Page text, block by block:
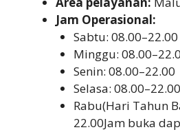
Jam Operasional:
Sabtu: 08.00–22.00
Minggu:
Senin: 08.00–22.00
Selasa: 08.00–22.00
Rabu(Hari Tahun
22.00Jam buka